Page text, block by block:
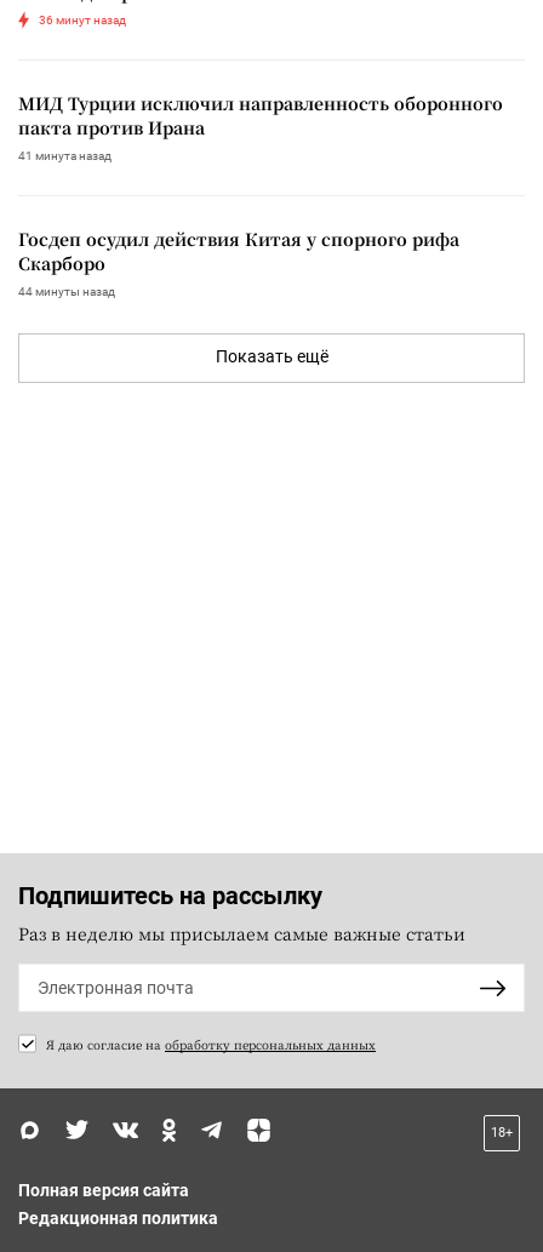
36 минут назад
МИД Турции исключил направленность оборонного
пакта против Ирана
41 минута назад
Госдеп осудил действия Китая у спорного рифа
Скарборо
44 минуты назад
Показать ещё
Подпишитесь на рассылку
Раз в неделю мы присылаем самые важные статьи
Я даю согласие на обработку персональных данных
18+
Полная версия сайта
Редакционная политика